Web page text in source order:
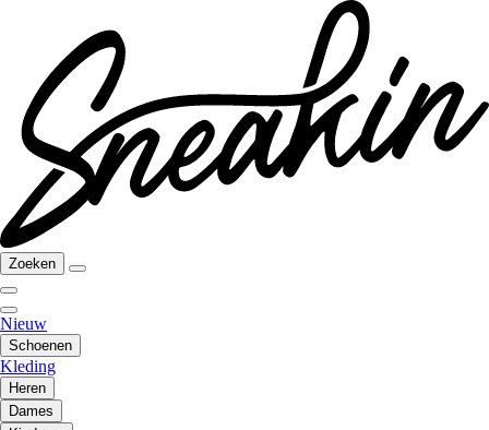
Zoeken
Nieuw
Schoenen
Kleding
Heren
Dames